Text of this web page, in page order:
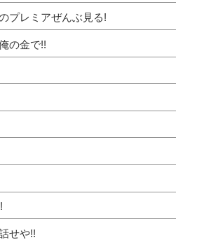
プレミアぜんぶ見る!
の金で!!
せや!!